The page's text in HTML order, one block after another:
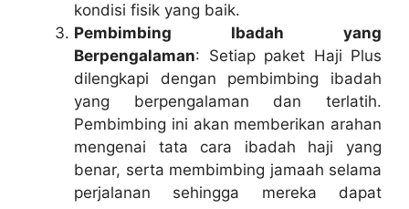
kondisi fisik yang baik.
Pembimbing Ibadah yang
Berpengalaman: Setiap paket Haji Plus
dilengkapi dengan pembimbing ibadah
yang berpengalaman dan terlatih.
Pembimbing ini akan memberikan arahan
mengenai tata cara ibadah haji yang
benar, serta membimbing jamaah selama
perjalanan sehingga mereka dapat